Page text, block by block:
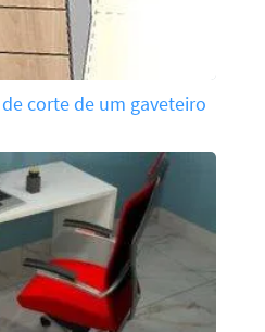
corte de um gaveteiro